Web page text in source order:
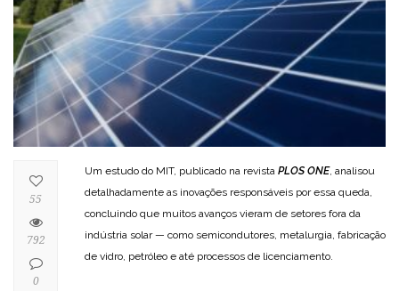
Um estudo do MIT, publicado na revista PLOS ONE, analisou
detalhadamente as inovações responsáveis por essa queda,
concluindo que muitos avanços vieram de setores fora da
indústria solar — como semicondutores, metalurgia, fabricação
de vidro, petróleo e até processos de licenciamento.
55
792
0